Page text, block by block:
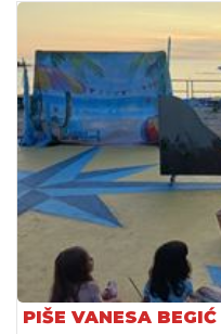
PIŠE VANESA BEGIĆ